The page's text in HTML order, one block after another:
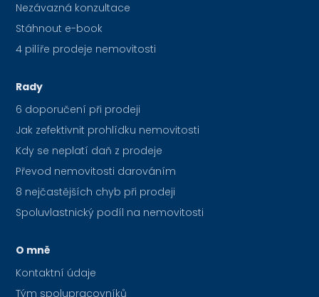
Nezávazná konzultace
Stáhnout e-book
4 pilíře prodeje nemovitosti
Rady
6 doporučení při prodeji
Jak zefektivnit prohlídku nemovitosti
Kdy se neplatí daň z prodeje
Převod nemovitosti darováním
8 nejčastějších chyb při prodeji
Spoluvlastnický podíl na nemovitosti
O mně
Kontaktní údaje
Tým spolupracovníků